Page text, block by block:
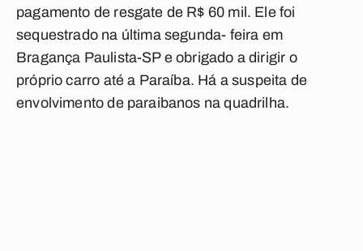
pagamento de resgate de R$ 60 mil. Ele foi
sequestrado na última segunda- feira em
Bragança Paulista-SP e obrigado a dirigir o
próprio carro até a Paraíba. Há a suspeita de
envolvimento de paraibanos na quadrilha.